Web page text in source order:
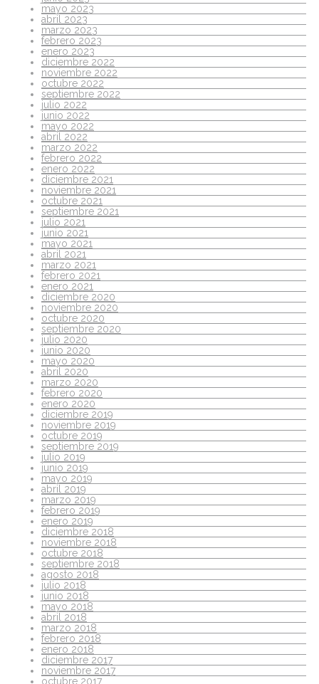
mayo 2023
abril 2023
marzo 2023
febrero 2023
enero 2023
diciembre 2022
noviembre 2022
octubre 2022
septiembre 2022
julio 2022
junio 2022
mayo 2022
abril 2022
marzo 2022
febrero 2022
enero 2022
diciembre 2021
noviembre 2021
octubre 2021
septiembre 2021
julio 2021
junio 2021
mayo 2021
abril 2021
marzo 2021
febrero 2021
enero 2021
diciembre 2020
noviembre 2020
octubre 2020
septiembre 2020
julio 2020
junio 2020
mayo 2020
abril 2020
marzo 2020
febrero 2020
enero 2020
diciembre 2019
noviembre 2019
octubre 2019
septiembre 2019
julio 2019
junio 2019
mayo 2019
abril 2019
marzo 2019
febrero 2019
enero 2019
diciembre 2018
noviembre 2018
octubre 2018
septiembre 2018
agosto 2018
julio 2018
junio 2018
mayo 2018
abril 2018
marzo 2018
febrero 2018
enero 2018
diciembre 2017
noviembre 2017
octubre 2017